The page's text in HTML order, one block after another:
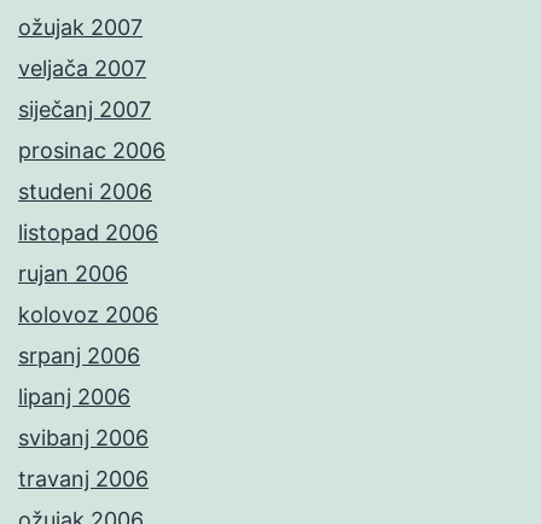
ožujak 2007
veljača 2007
siječanj 2007
prosinac 2006
studeni 2006
listopad 2006
rujan 2006
kolovoz 2006
srpanj 2006
lipanj 2006
svibanj 2006
travanj 2006